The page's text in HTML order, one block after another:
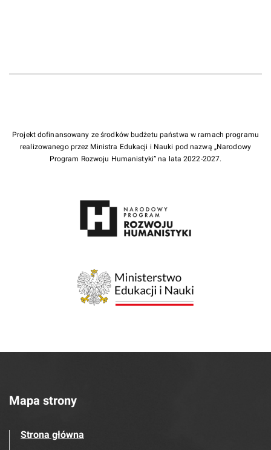
Projekt dofinansowany ze środków budżetu państwa w ramach programu
realizowanego przez Ministra Edukacji i Nauki pod nazwą „Narodowy
Program Rozwoju Humanistyki” na lata 2022-2027.
Mapa strony
Strona główna